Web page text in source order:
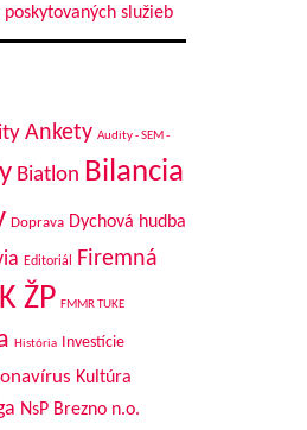
služieb
Ankety Audity - SEM -
Biatlon Bilancia
Doprava Dychová hudba
Editoriál
Firemná
ŽP FMMR TUKE
História Investície
Kultúra
NsP Brezno n.o.